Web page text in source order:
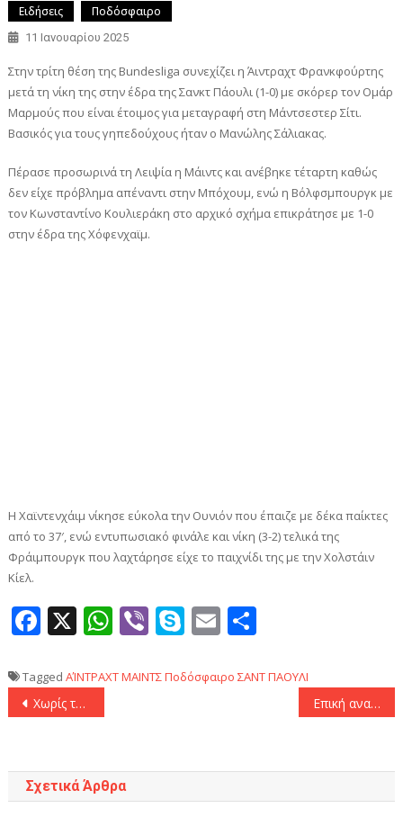
Ειδήσεις Ποδόσφαιρο
11 Ιανουαρίου 2025
Στην τρίτη θέση της Bundesliga συνεχίζει η Άιντραχτ Φρανκφούρτης
μετά τη νίκη της στην έδρα της Σανκτ Πάουλι (1-0) με σκόρερ τον Ομάρ
Μαρμούς που είναι έτοιμος για μεταγραφή στη Μάντσεστερ Σίτι.
Βασικός για τους γηπεδούχους ήταν ο Μανώλης Σάλιακας.
Πέρασε προσωρινά τη Λειψία η Μάιντς και ανέβηκε τέταρτη καθώς
δεν είχε πρόβλημα απέναντι στην Μπόχουμ, ενώ η Βόλφσμπουργκ με
τον Κωνσταντίνο Κουλιεράκη στο αρχικό σχήμα επικράτησε με 1-0
στην έδρα της Χόφενχαϊμ.
Η Χαϊντενχάιμ νίκησε εύκολα την Ουνιόν που έπαιζε με δέκα παίκτες
από το 37′, ενώ εντυπωσιακό φινάλε και νίκη (3-2) τελικά της
Φράιμπουργκ που λαχτάρησε είχε το παιχνίδι της με την Χολστάιν
Κίελ.
Facebook
X WhatsApp
ViberSkype
Email
Tagged ΑΊΝΤΡΑΧΤΜΑΙΝΤΣΠοδόσφαιρο ΣΑΝΤ ΠΑΟΥΛΙ
Πλοήγηση
Χωρίς τον Ουναϊ ο Παναθηναϊκός στις Σέρρες Eπική ανατροπή τίτλου για τον Ολυμπιακό στις καθυστερήσεις με τον Κωστούλα (2-1)
Σχετικά Άρθρα